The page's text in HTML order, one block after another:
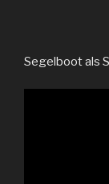
Segelboot als